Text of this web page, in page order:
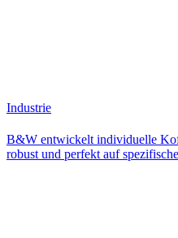
Industrie
B&W entwickelt individuelle
robust und perfekt auf